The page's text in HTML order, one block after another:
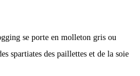
se porte en molleton gris ou
spartiates des paillettes et de la soie